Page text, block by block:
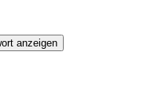
anzeigen